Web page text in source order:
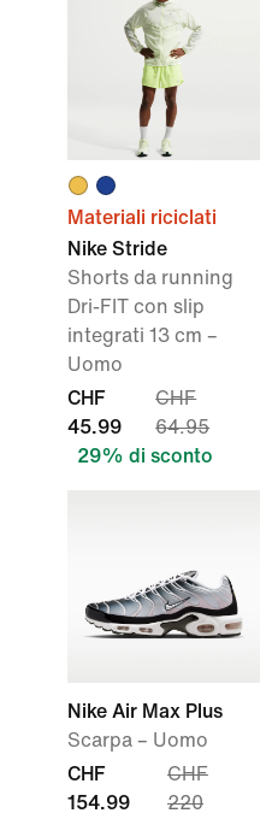
Materiali riciclati
Nike Stride
Shorts da running
Dri-FIT con slip
integrati 13 cm –
Uomo
CHF
45.99
CHF
64.95
29% di sconto
Nike Air Max Plus
Scarpa – Uomo
CHF
154.99
CHF
220